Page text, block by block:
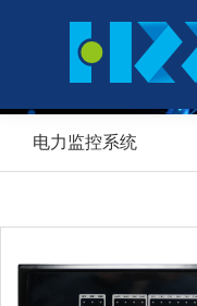
产品中心
电力监控系统